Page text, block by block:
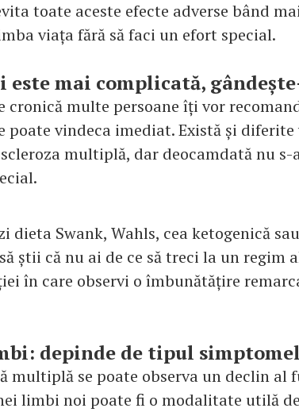
toate aceste efecte adverse bând
viața fără să faci un efort special.
este mai complicată,
cronică multe persoane îți vor
poate vindeca imediat. Există și
multiplă, dar deocamdată nu s-
dieta Swank, Wahls, cea ketogenică
știi că nu ai de ce să treci la un regim
în care observi o îmbunătățire
depinde de tipul
multiplă se poate observa un declin al
limbi noi poate fi o modalitate utilă